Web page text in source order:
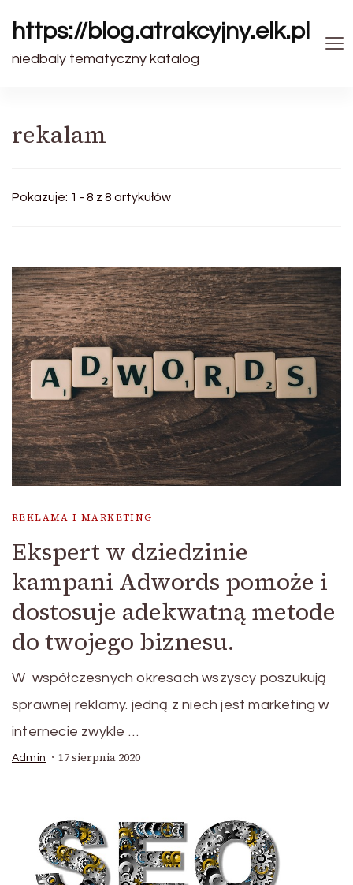
https://blog.atrakcyjny.elk.pl
niedbaly tematyczny katalog
rekalam
Pokazuje: 1 - 8 z 8 artykułów
REKLAMA I MARKETING
Ekspert w dziedzinie
kampani Adwords pomoże i
dostosuje adekwatną metode
do twojego biznesu.
W współczesnych okresach wszyscy poszukują
sprawnej reklamy. jedną z niech jest marketing w
internecie zwykle …
Admin 17 sierpnia 2020